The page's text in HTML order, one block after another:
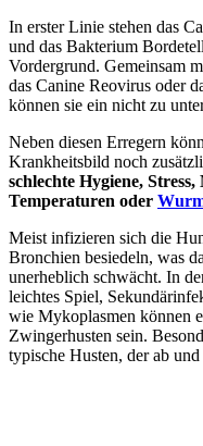
In erster Linie stehen das
und das Bakterium
Vordergrund. Gemeinsam
das Canine Reovirus oder
können sie ein nicht zu
Neben diesen Erregern
Krankheitsbild noch
schlechte Hygiene,
Temperaturen oder
Meist infizieren sich die
Bronchien besiedeln, was
unerheblich schwächt. In
leichtes Spiel,
wie Mykoplasmen können
Zwingerhusten sein.
typische Husten, der ab